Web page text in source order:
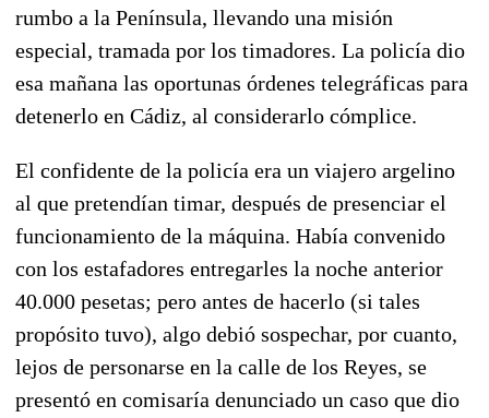
rumbo a la Península, llevando una misión
especial, tramada por los timadores. La policía dio
esa mañana las oportunas órdenes telegráficas para
detenerlo en Cádiz, al considerarlo cómplice.
El confidente de la policía era un viajero argelino
al que pretendían timar, después de presenciar el
funcionamiento de la máquina. Había convenido
con los estafadores entregarles la noche anterior
40.000 pesetas; pero antes de hacerlo (si tales
propósito tuvo), algo debió sospechar, por cuanto,
lejos de personarse en la calle de los Reyes, se
presentó en comisaría denunciado un caso que dio